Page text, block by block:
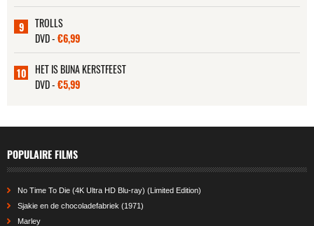
9
TROLLS
DVD -€6,99
10
HET IS BIJNA KERSTFEEST
DVD -€5,99
POPULAIRE FILMS
No Time To Die (4K Ultra HD Blu-ray) (Limited Edition)
Sjakie en de chocoladefabriek (1971)
Marley